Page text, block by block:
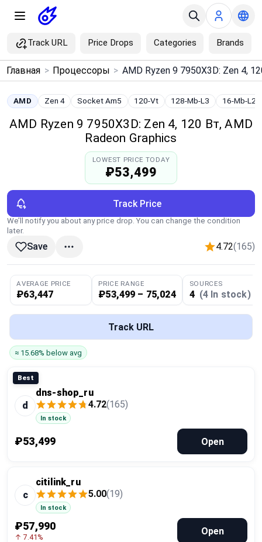
Track URL Price Drops Categories Brands
Menu ×
Categories
Plans & Pricing
Log in
Главная > Процессоры >
AMD Zen 4 Socket Am5 120-Vt 128-Mb-L3 16-Mb-L2
AMD Ryzen 9 7950X3D: Zen 4, 120 Вт, AMD
Radeon Graphics
LOWEST PRICE TODAY
₽53,499
Track Price
We’ll notify you about any price drop. You can change the condition
later.
Save 4.72(165)
AVERAGE PRICE
₽63,447
PRICE RANGE
₽53,499 – 75,024
SOURCES
4 (4 In stock)
Track URL
≈ 15.68% below avg
Best
d
dns-shop_ru
4.72(165)
In stock
₽53,499 Open
c
citilink_ru
5.00(19)
In stock
₽57,990
↑ 7.41%
Open